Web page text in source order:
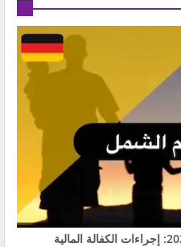
دليل لم شمل العائلات في ألمانيا 2026: إجراءات الكفالة المالية